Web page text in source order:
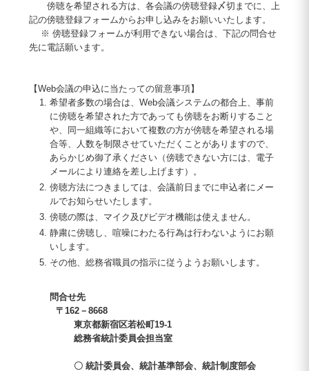
傍聴を希望される方は、各会議の傍聴登録〆切までに、上
記の傍聴登録フォームからお申し込みをお願いいたします。
※ 傍聴登録フォームが利用できない場合は、下記の問合せ
先に電話願います。
【Web会議の申込に当たっての留意事項】
希望者多数の場合は、Web会議システムの都合上、事前
に傍聴を希望された方であっても傍聴をお断りすること
や、同一組織等において複数の方が傍聴を希望される場
合等、人数を制限させていただくことがありますので、
あらかじめ御了承ください（傍聴できない方には、電子
メールにより連絡を差し上げます）。
傍聴方法につきましては、会議前日までに申込者にメー
ルでお知らせいたします。
傍聴の際は、マイク及びビデオ機能は使えません。
静粛に傍聴し、喧噪にわたる行為は行わないようにお願
いします。
その他、総務省職員の指示に従うようお願いします。
問合せ先
〒162－8668
東京都新宿区若松町19-1
総務省統計委員会担当室
〇 統計委員会、統計基準部会、統計制度部会